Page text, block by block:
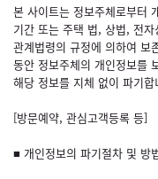
본 사이트는 정보주체로부터
기간 또는 주택 법, 상법, 전
관계법령의 규정에 의하여 보
동안 정보주체의 개인정보를
해당 정보를 지체 없이 파기합
[방문예약, 관심고객등록 등]
■ 개인정보의 파기절차 및 방